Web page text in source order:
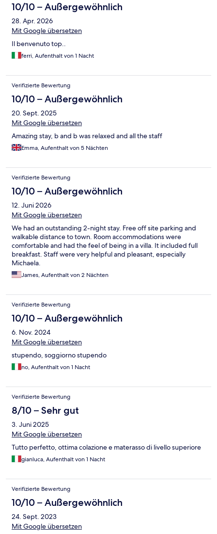
10/10 – Außergewöhnlich
28. Apr. 2026
Mit Google übersetzen
Il benvenuto top..
ferri, Aufenthalt von 1 Nacht
Verifizierte Bewertung
10/10 – Außergewöhnlich
20. Sept. 2025
Mit Google übersetzen
Amazing stay, b and b was relaxed and all the staff
Emma, Aufenthalt von 5 Nächten
Verifizierte Bewertung
10/10 – Außergewöhnlich
12. Juni 2026
Mit Google übersetzen
We had an outstanding 2-night stay. Free off site parking and
walkable distance to town. Room accommodations were
comfortable and had the feel of being in a villa. It included full
breakfast. Staff were very helpful and pleasant, especially
Michaela.
James, Aufenthalt von 2 Nächten
Verifizierte Bewertung
10/10 – Außergewöhnlich
6. Nov. 2024
Mit Google übersetzen
stupendo, soggiorno stupendo
no, Aufenthalt von 1 Nacht
Verifizierte Bewertung
8/10 – Sehr gut
3. Juni 2025
Mit Google übersetzen
Tutto perfetto, ottima colazione e materasso di livello superiore
gianluca, Aufenthalt von 1 Nacht
Verifizierte Bewertung
10/10 – Außergewöhnlich
24. Sept. 2023
Mit Google übersetzen